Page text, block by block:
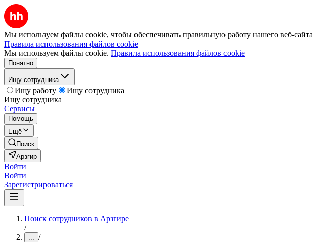
Мы используем файлы cookie, чтобы обеспечивать правильную работу нашего веб-сайта
Правила использования файлов cookie
Мы используем файлы cookie. Правила использования файлов cookie
Понятно
Ищу сотрудника
Ищу работу
Ищу сотрудника
Ищу сотрудника
Сервисы
Помощь
Ещё
Поиск
Арзгир
Войти
Войти
Зарегистрироваться
Поиск сотрудников в Арзгире
/
... /